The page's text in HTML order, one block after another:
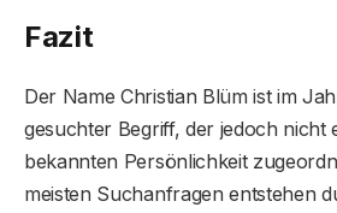
Fazit
Der Name Christian Blüm ist im
gesuchter Begriff, der jedoch nicht
bekannten Persönlichkeit
meisten Suchanfragen entstehen